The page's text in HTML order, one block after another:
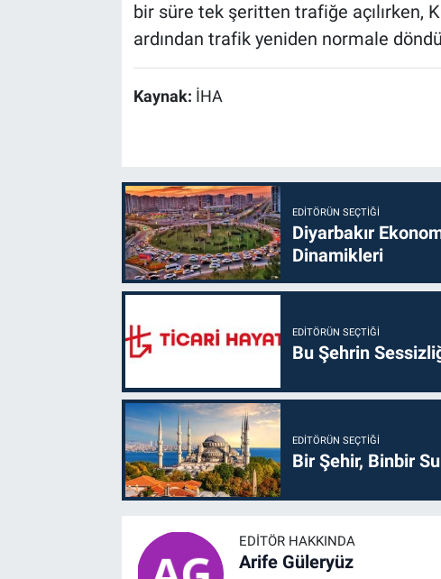
bir süre tek şeritten trafiğe açılırken,
ardından trafik yeniden normale
Kaynak: İHA
EDITÖRÜN SEÇTIĞI
Diyarbakır
Dinamikleri
EDITÖRÜN SEÇTIĞI
Bu Şehrin
EDITÖRÜN SEÇTIĞI
Bir Şehir, Binbir
EDITÖR HAKKINDA
Arife Güleryüz